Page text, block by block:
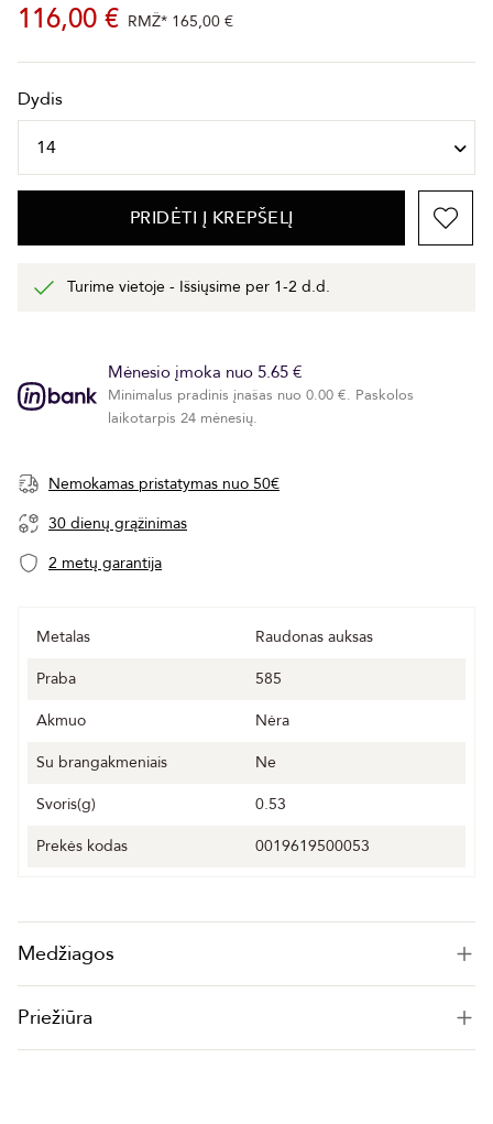
116,00 € RMŽ* 165,00 €
Dydis
PRIDĖTI Į KREPŠELĮ
Turime vietoje - Išsiųsime per 1-2 d.d.
Mėnesio įmoka nuo 5.65 €
Minimalus pradinis įnašas nuo 0.00 €. Paskolos
laikotarpis 24 mėnesių.
Nemokamas pristatymas nuo 50€
30 dienų grąžinimas
2 metų garantija
Metalas
Raudonas auksas
Praba
585
Akmuo
Nėra
Su brangakmeniais
Ne
Svoris(g)
0.53
Prekės kodas
0019619500053
Medžiagos
Priežiūra